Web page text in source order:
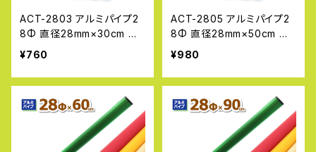
ACT-2803 アルミパイプ2
8Φ 直径28mm×30cm 厚
み1.2〜1.6ｍｍ DIY 工作
管パイプ 補修 アルマックス
¥760
ACT-2805 アルミパイプ2
8Φ 直径28mm×50cm 厚
み1.2〜1.6ｍｍ DIY 工作
管パイプ 補修 アルマックス
¥980